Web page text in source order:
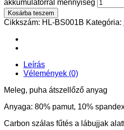
akkumulátorral mennyiség
Kosárba teszem
Cikkszám: HL-BS001B Kategória:
Leírás
Vélemények (0)
Meleg, puha átszellőző anyag
Anyaga: 80% pamut, 10%
Carbon szálas fűtés a lábujjak